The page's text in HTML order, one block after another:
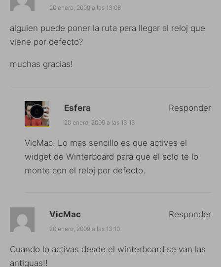
20 enero, 2009 a las 13:08
alguien puede poner la ruta para llegar al reloj que
viene por defecto?
muchas gracias!
Esfera
20 enero, 2009 a las 13:13
VicMac: Lo mas sencillo es que actives el
widget de Winterboard para que el solo te lo
monte con el reloj por defecto.
Responder
VicMac
20 enero, 2009 a las 13:10
Cuando lo activas desde el winterboard se van las
antiguas!!
Responder